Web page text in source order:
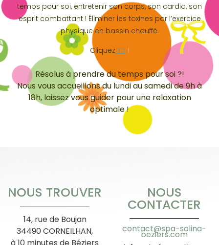
temps pour soi, entretenir son corps, son cardio, son
esprit combattant ! Éliminer les toxines par l’exercice
physique en bassin chauffé.
Cliquez ICI !
Résolus à prendre du temps pour soi ?!
Nous vous accueillons du lundi au samedi de 9h à
18h, laissez vous guider pour une relaxation
optimale !
NOUS TROUVER
14, rue de Boujan
34490 CORNEILHAN,
à 10 minutes de Béziers
NOUS
CONTACTER
contact@spa-solina-
beziers.com